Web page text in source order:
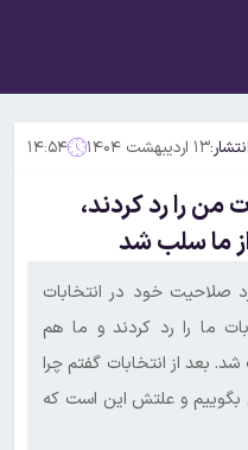
۱۳ اردیبهشت ۱۴۰۴ ۱۴:۵۴
من را رد کردند،
ما سلب شد
رد صلاحیت خود در انتخابات
ما را رد کردند و ما هم
بعد از انتخابات گفتم چرا
بگوییم و علتش این است که